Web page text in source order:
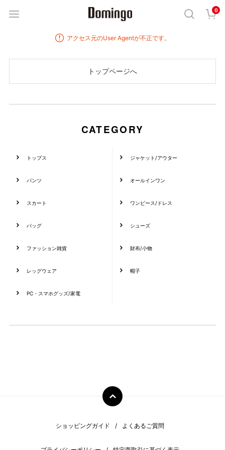
0
アクセス元のUser Agentが不正です。
CATEGORY
トップス ジャケット/アウター
パンツ オールインワン
スカート ワンピース/ドレス
バッグ シューズ
ファッション雑貨 財布/小物
レッグウェア 帽子
PC・スマホグッズ/家電
ショッピングガイド よくあるご質問